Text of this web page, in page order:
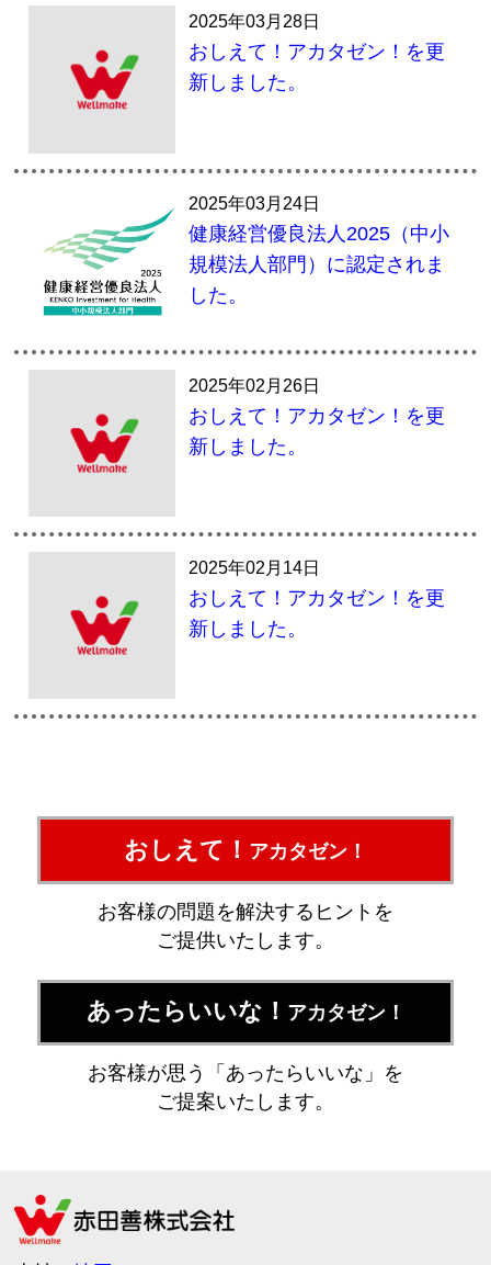
2025年03月28日
おしえて！アカタゼン！を更
新しました。
2025年03月24日
健康経営優良法人2025（中小
規模法人部門）に認定されま
した。
2025年02月26日
おしえて！アカタゼン！を更
新しました。
2025年02月14日
おしえて！アカタゼン！を更
新しました。
おしえて！ アカタゼン！
お客様の問題を解決するヒントを
ご提供いたします。
あったらいいな！ アカタゼン！
お客様が思う「あったらいいな」を
ご提案いたします。